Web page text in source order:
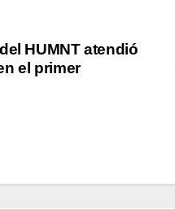
HUMNT atendió
el primer